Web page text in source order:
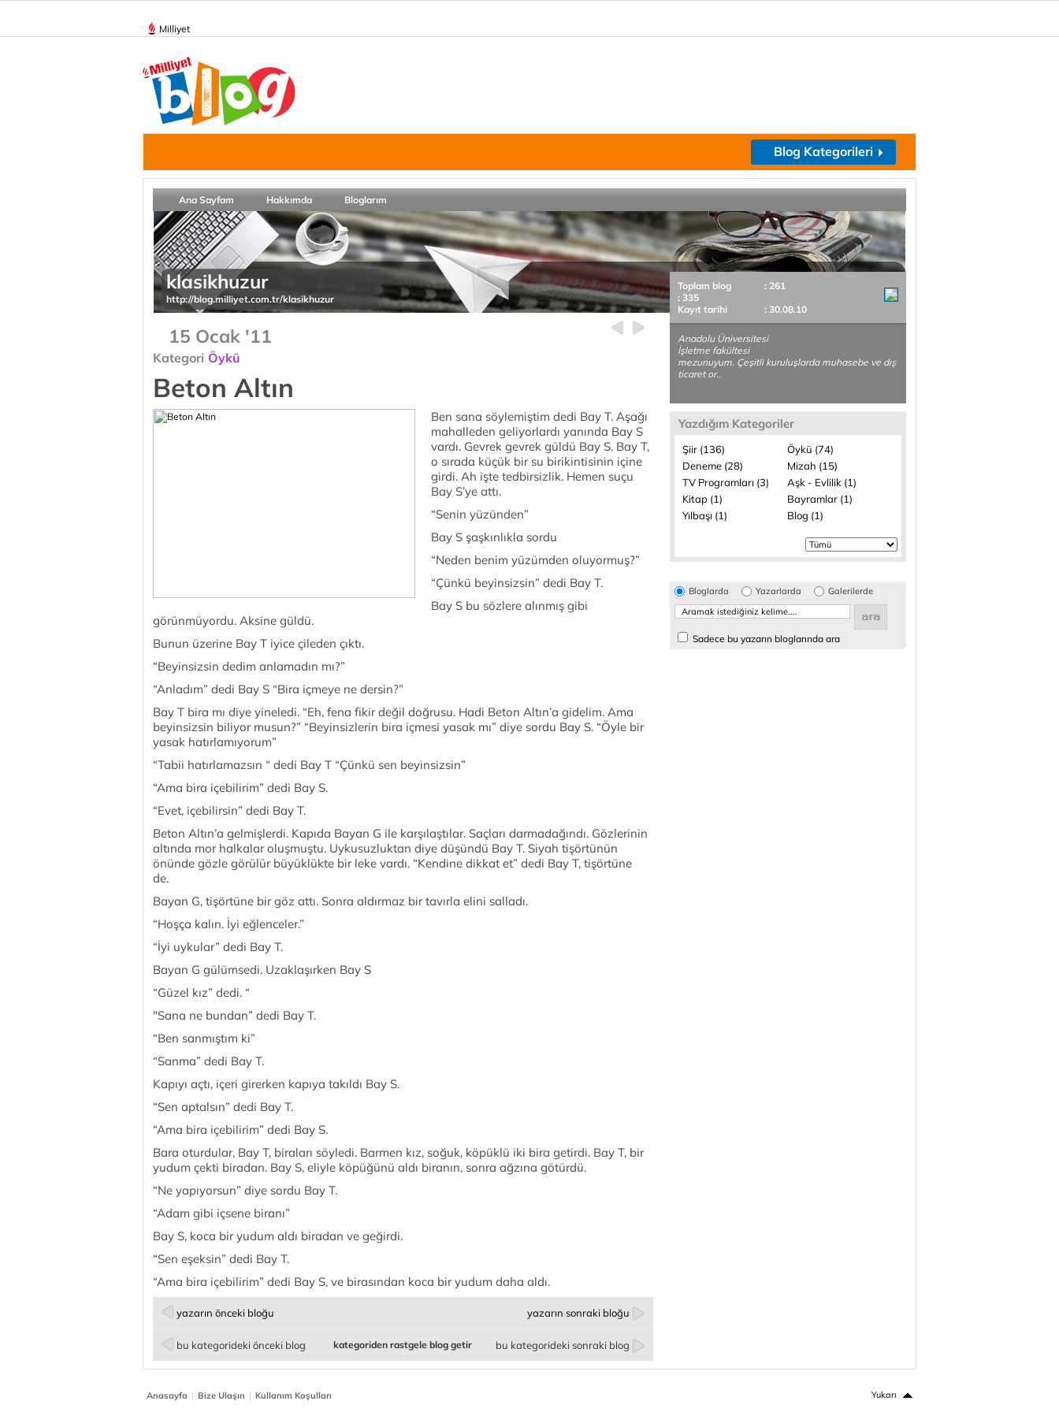
Milliyet
Blog Kategorileri
Ana Sayfam Hakkımda Bloglarım
klasikhuzur
http://blog.milliyet.com.tr/klasikhuzur
15 Ocak '11
Kategori Öykü
Beton Altın
Ben sana söylemiştim dedi Bay T. Aşağı
mahalleden geliyorlardı yanında Bay S
vardı. Gevrek gevrek güldü Bay S. Bay T,
o sırada küçük bir su birikintisinin içine
girdi. Ah işte tedbirsizlik. Hemen suçu
Bay S’ye attı.
“Senin yüzünden”
Bay S şaşkınlıkla sordu
“Neden benim yüzümden oluyormuş?”
“Çünkü beyinsizsin” dedi Bay T.
Bay S bu sözlere alınmış gibi
görünmüyordu. Aksine güldü.
Bunun üzerine Bay T iyice çileden çıktı.
“Beyinsizsin dedim anlamadın mı?”
“Anladım” dedi Bay S “Bira içmeye ne dersin?”
Bay T bira mı diye yineledi. “Eh, fena fikir değil doğrusu. Hadi Beton Altın’a gidelim. Ama
beyinsizsin biliyor musun?” “Beyinsizlerin bira içmesi yasak mı” diye sordu Bay S. “Öyle bir
yasak hatırlamıyorum”
“Tabii hatırlamazsın “ dedi Bay T “Çünkü sen beyinsizsin”
“Ama bira içebilirim” dedi Bay S.
“Evet, içebilirsin” dedi Bay T.
Beton Altın’a gelmişlerdi. Kapıda Bayan G ile karşılaştılar. Saçları darmadağındı. Gözlerinin
altında mor halkalar oluşmuştu. Uykusuzluktan diye düşündü Bay T. Siyah tişörtünün
önünde gözle görülür büyüklükte bir leke vardı. “Kendine dikkat et” dedi Bay T, tişörtüne
de.
Bayan G, tişörtüne bir göz attı. Sonra aldırmaz bir tavırla elini salladı.
“Hoşça kalın. İyi eğlenceler.”
“İyi uykular” dedi Bay T.
Bayan G gülümsedi. Uzaklaşırken Bay S
“Güzel kız” dedi. “
"Sana ne bundan” dedi Bay T.
“Ben sanmıştım ki”
“Sanma” dedi Bay T.
Kapıyı açtı, içeri girerken kapıya takıldı Bay S.
“Sen aptalsın” dedi Bay T.
“Ama bira içebilirim” dedi Bay S.
Bara oturdular, Bay T, biraları söyledi. Barmen kız, soğuk, köpüklü iki bira getirdi. Bay T, bir
yudum çekti biradan. Bay S, eliyle köpüğünü aldı biranın, sonra ağzına götürdü.
“Ne yapıyorsun” diye sordu Bay T.
“Adam gibi içsene biranı”
Bay S, koca bir yudum aldı biradan ve geğirdi.
“Sen eşeksin” dedi Bay T.
“Ama bira içebilirim” dedi Bay S, ve birasından koca bir yudum daha aldı.
yazarın önceki bloğu yazarın sonraki bloğu
bu kategorideki önceki blog bu kategorideki sonraki blog
kategoriden rastgele blog getir
Toplam blog
: 261
: 335
Kayıt tarihi
: 30.08.10
Anadolu Üniversitesi
İşletme fakültesi
mezunuyum. Çeşitli kuruluşlarda muhasebe ve dış
ticaret or..
Yazdığım Kategoriler
Şiir (136)
Öykü (74)
Deneme (28)
Mizah (15)
TV Programları (3)
Aşk - Evlilik (1)
Kitap (1)
Bayramlar (1)
Yılbaşı (1)
Blog (1)
Bloglarda Yazarlarda Galerilerde
Sadece bu yazarın bloglarında ara
Anasayfa | Bize Ulaşın | Kullanım Koşulları Yukarı